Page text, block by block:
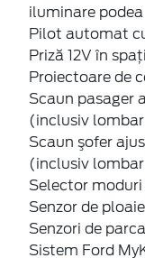
iluminare podea
Pilot automat
Priză 12V în
Proiectoare de
Scaun pasager
(inclusiv
Scaun şofer
(inclusiv
Selector moduri
Senzor de ploaie
Senzori de
Sistem Ford